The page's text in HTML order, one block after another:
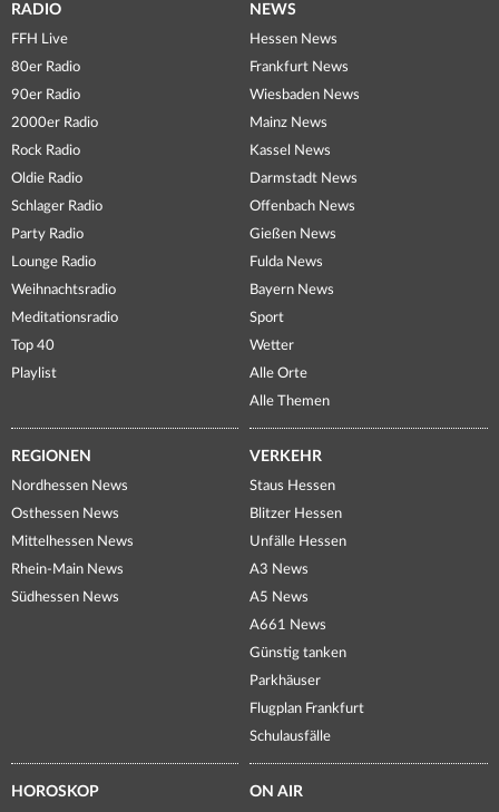
RADIO
FFH Live
80er Radio
90er Radio
2000er Radio
Rock Radio
Oldie Radio
Schlager Radio
Party Radio
Lounge Radio
Weihnachtsradio
Meditationsradio
Top 40
Playlist
NEWS
Hessen News
Frankfurt News
Wiesbaden News
Mainz News
Kassel News
Darmstadt News
Offenbach News
Gießen News
Fulda News
Bayern News
Sport
Wetter
Alle Orte
Alle Themen
REGIONEN
Nordhessen News
Osthessen News
Mittelhessen News
Rhein-Main News
Südhessen News
VERKEHR
Staus Hessen
Blitzer Hessen
Unfälle Hessen
A3 News
A5 News
A661 News
Günstig tanken
Parkhäuser
Flugplan Frankfurt
Schulausfälle
HOROSKOP ON AIR